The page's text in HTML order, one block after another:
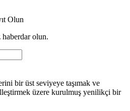
Olun
haberdar olun.
bir üst seviyeye taşımak ve
üzere kurulmuş yenilikçi bir